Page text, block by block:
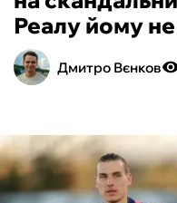
ХОКЕЙ
ТЕНІС
КІБЕРСПОРТ
ЧС-2026
Реалу йому
Дмитро Вєнков